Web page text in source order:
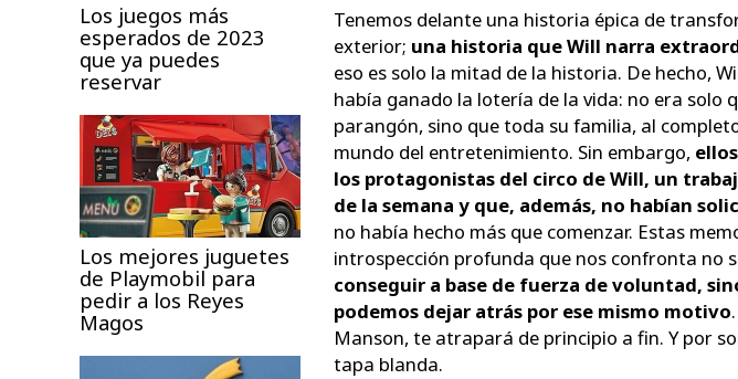
Los juegos más
esperados de 2023
que ya puedes
reservar
Los mejores juguetes
de Playmobil para
pedir a los Reyes
Magos
Tenemos delante una historia épica de
exterior; una historia que Will narra
eso es solo la mitad de la historia. De hecho,
había ganado la lotería de la vida: no era solo
parangón, sino que toda su familia, al
mundo del entretenimiento. Sin embargo,
los protagonistas del circo de Will, un
de la semana y que, además, no habían
no había hecho más que comenzar. Estas
introspección profunda que nos confronta no
conseguir a base de fuerza de voluntad,
podemos dejar atrás por ese mismo motivo
Manson, te atrapará de principio a fin. Y por
tapa blanda.